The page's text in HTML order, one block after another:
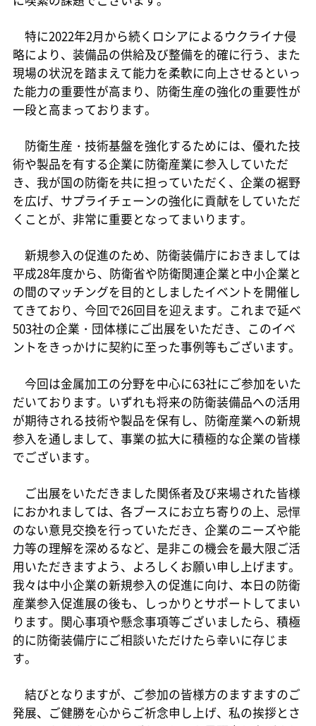
特に2022年2月から続くロシアによるウクライナ侵
略により、装備品の供給及び整備を的確に行う、また
現場の状況を踏まえて能力を柔軟に向上させるといっ
た能力の重要性が高まり、防衛生産の強化の重要性が
一段と高まっております。
防衛生産・技術基盤を強化するためには、優れた技
術や製品を有する企業に防衛産業に参入していただ
き、我が国の防衛を共に担っていただく、企業の裾野
を広げ、サプライチェーンの強化に貢献をしていただ
くことが、非常に重要となってまいります。
新規参入の促進のため、防衛装備庁におきましては
平成28年度から、防衛省や防衛関連企業と中小企業と
の間のマッチングを目的としましたイベントを開催し
てきており、今回で26回目を迎えます。これまで延べ
503社の企業・団体様にご出展をいただき、このイベ
ントをきっかけに契約に至った事例等もございます。
今回は金属加工の分野を中心に63社にご参加をいた
だいております。いずれも将来の防衛装備品への活用
が期待される技術や製品を保有し、防衛産業への新規
参入を通しまして、事業の拡大に積極的な企業の皆様
でございます。
ご出展をいただきました関係者及び来場された皆様
におかれましては、各ブースにお立ち寄りの上、忌憚
のない意見交換を行っていただき、企業のニーズや能
力等の理解を深めるなど、是非この機会を最大限ご活
用いただきますよう、よろしくお願い申し上げます。
我々は中小企業の新規参入の促進に向け、本日の防衛
産業参入促進展の後も、しっかりとサポートしてまい
ります。関心事項や懸念事項等ございましたら、積極
的に防衛装備庁にご相談いただけたら幸いに存じま
す。
結びとなりますが、ご参加の皆様方のますますのご
発展、ご健勝を心からご祈念申し上げ、私の挨拶とさ